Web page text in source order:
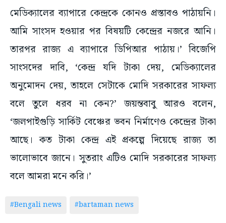
মেডিক্যালের ব্যাপারে কেন্দ্রকে কোনও প্রস্তাবও পাঠায়নি।
আমি সাংসদ হওয়ার পর বিষয়টি কেন্দ্রের নজরে আনি।
তারপর রাজ্য এ ব্যাপারে ডিপিআর পাঠায়।’ বিজেপি
সাংসদের দাবি, ‘কেন্দ্র যদি টাকা দেয়, মেডিক্যালের
অনুমোদন দেয়, তাহলে সেটাকে মোদি সরকারের সাফল্য
বলে তুলে ধরব না কেন?’ জয়ন্তবাবু আরও বলেন,
‘জলপাইগুড়ি সার্কিট বেঞ্চের ভবন নির্মাণেও কেন্দ্রের টাকা
আছে। কত টাকা কেন্দ্র এই প্রকল্পে দিয়েছে রাজ্য তা
ভালোভাবে জানে। সুতরাং এটিও মোদি সরকারের সাফল্য
বলে আমরা মনে করি।’
#Bengali news #bartaman news